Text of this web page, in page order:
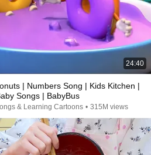
24:40
| Numbers Song | Kids Kitchen |
Songs | BabyBus
& Learning Cartoons • 315M views